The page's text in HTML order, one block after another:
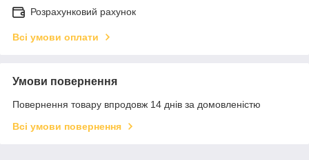
Розрахунковий рахунок
Всі умови оплати
Умови повернення
Повернення товару впродовж 14 днів за домовленістю
Всі умови повернення